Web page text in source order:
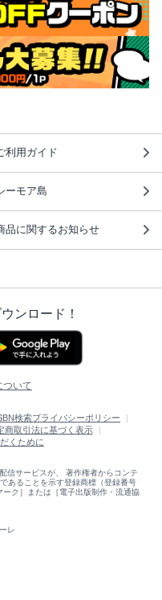
利用ガイド
ーモア島
品に関するお知らせ
ンロード！
ついて
検索プライバシーポリシー
商取引法に基づく表示
くために
信サービスが、 著作権者からコンテ
あることを示す登録商標（登録番号
ク］または［電子出版制作・流通協
レ